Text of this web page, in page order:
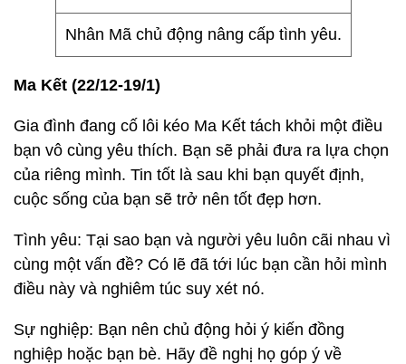
Nhân Mã chủ động nâng cấp tình yêu.
Ma Kết (22/12-19/1)
Gia đình đang cố lôi kéo Ma Kết tách khỏi một điều
bạn vô cùng yêu thích. Bạn sẽ phải đưa ra lựa chọn
của riêng mình. Tin tốt là sau khi bạn quyết định,
cuộc sống của bạn sẽ trở nên tốt đẹp hơn.
Tình yêu: Tại sao bạn và người yêu luôn cãi nhau vì
cùng một vấn đề? Có lẽ đã tới lúc bạn cần hỏi mình
điều này và nghiêm túc suy xét nó.
Sự nghiệp: Bạn nên chủ động hỏi ý kiến đồng
nghiệp hoặc bạn bè. Hãy đề nghị họ góp ý về